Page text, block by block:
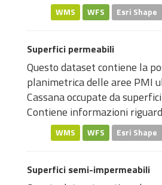
WMS WFS Esri Shape
Superfici permeabili
Questo dataset contiene la
planimetrica delle aree PMI
Cassana occupate da
Contiene informazioni
WMS WFS Esri Shape
Superfici semi-impermeabili